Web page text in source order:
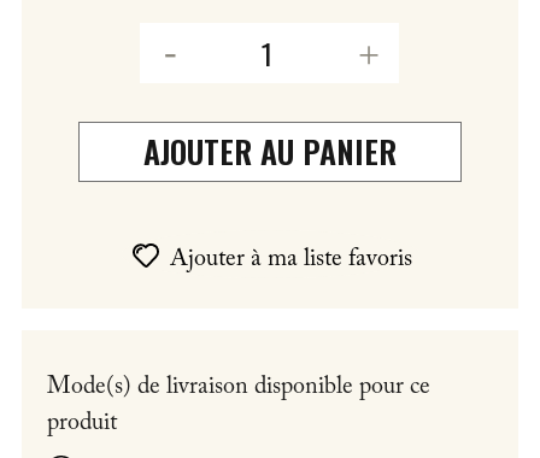
AJOUTER AU PANIER
Ajouter à ma liste favoris
Mode(s) de livraison disponible pour ce
produit